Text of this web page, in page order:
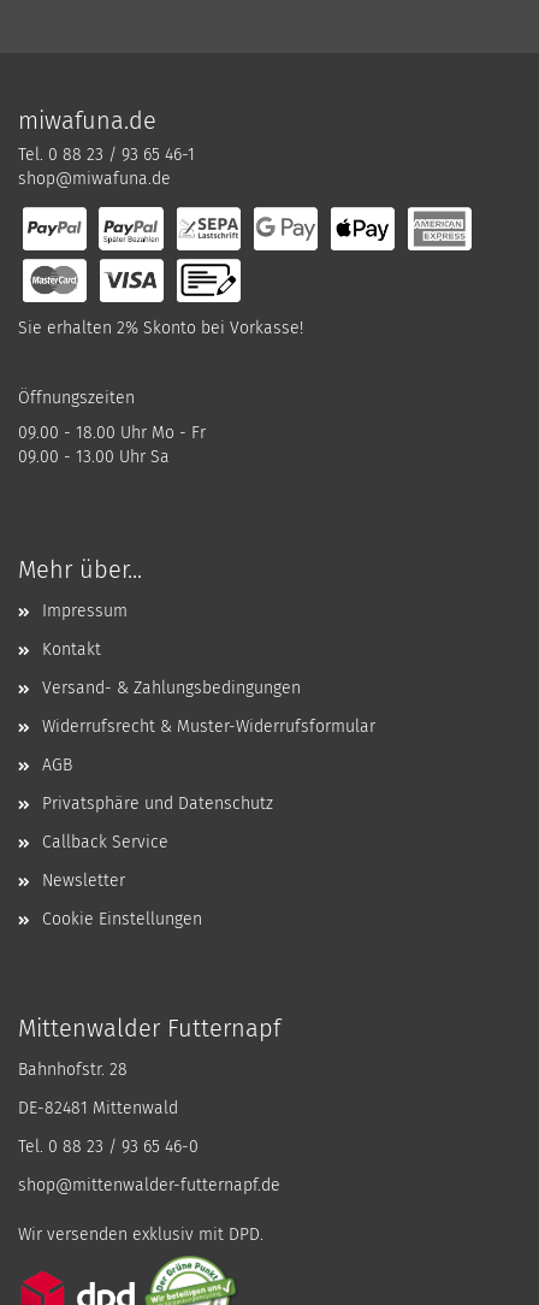
miwafuna.de
Tel. 0 88 23 / 93 65 46-1
shop@miwafuna.de
Sie erhalten 2% Skonto bei Vorkasse!
Öffnungszeiten
09.00 - 18.00 Uhr Mo - Fr
09.00 - 13.00 Uhr Sa
Mehr über...
Impressum
Kontakt
Versand- & Zahlungsbedingungen
Widerrufsrecht & Muster-Widerrufsformular
AGB
Privatsphäre und Datenschutz
Callback Service
Newsletter
Cookie Einstellungen
Mittenwalder Futternapf
Bahnhofstr. 28
DE-82481 Mittenwald
Tel. 0 88 23 / 93 65 46-0
shop@mittenwalder-futternapf.de
Wir versenden exklusiv mit DPD.